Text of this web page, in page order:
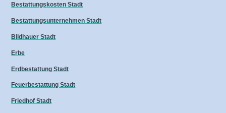
Bestattungskosten Stadt
Bestattungsunternehmen Stadt
Bildhauer Stadt
Erbe
Erdbestattung Stadt
Feuerbestattung Stadt
Friedhof Stadt